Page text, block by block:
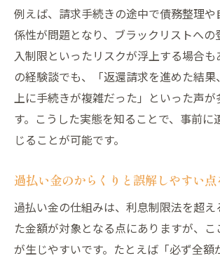
過払い金相談で失敗しない準
過払い金請求前に知るべきリ
過払い金トラブル回避のため
え
過払い金後悔談から見る防止
過払い金CMが怪しいと感じた
点
過払い金相談の評判や口コミの
過払い金ランキングサイトの
過払い金クズ事務所に騙され
例えば、請求手続きの途中で債務整理や
係性が問題となり、ブラックリストへの
入制限といったリスクが浮上する場合も
の経験談でも、「返還請求を進めた結果
上に手続きが複雑だった」といった声
す。こうした実態を知ることで、事前に
じることが可能です。
過払い金のからくりと誤解しやすい
過払い金の仕組みは、利息制限法を超え
た金額が対象となる点にありますが、
が生じやすいです。たとえば「必ず全額